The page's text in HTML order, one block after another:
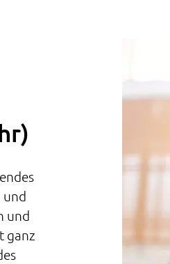
und
und
ganz